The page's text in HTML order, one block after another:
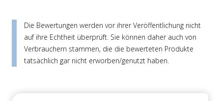
Die Bewertungen werden vor ihrer Veröffentlichung nicht
auf ihre Echtheit überprüft. Sie können daher auch von
Verbrauchern stammen, die die bewerteten Produkte
tatsächlich gar nicht erworben/genutzt haben.